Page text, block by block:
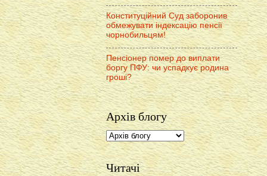
Конституційний Суд заборонив
обмежувати індексацію пенсії
чорнобильцям!
Пенсіонер помер до виплати
боргу ПФУ: чи успадкує родина
гроші?
Архів блогу
Читачі